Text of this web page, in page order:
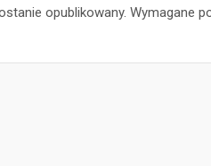
opublikowany. Wymagane